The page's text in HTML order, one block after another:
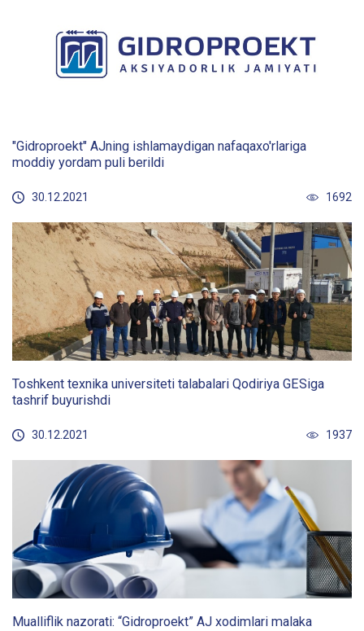
"Gidroproekt" AJning ishlamaydigan nafaqaxo'rlariga
moddiy yordam puli berildi
30.12.2021 1692
Toshkent texnika universiteti talabalari Qodiriya GESiga
tashrif buyurishdi
30.12.2021 1937
Mualliflik nazorati: “Gidroproekt” AJ xodimlari malaka